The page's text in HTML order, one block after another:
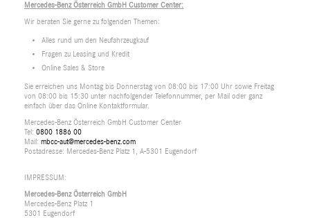
Mercedes-Benz Österreich GmbH Customer Center:
Wir beraten Sie gerne zu folgenden Themen:
Alles rund um den Neufahrzeugkauf
Fragen zu Leasing und Kredit
Online Sales & Store
Sie erreichen uns Montag bis Donnerstag von 08:00 bis 17:00 Uhr sowie Freitag
von 08:00 bis 15:30 unter nachfolgender Telefonnummer, per Mail oder ganz
einfach über das Online Kontaktformular.
Mercedes-Benz Österreich GmbH Customer Center
Tel: 0800 1886 00
Mail: mbcc-aut@mercedes-benz.com
Postadresse: Mercedes-Benz Platz 1, A-5301 Eugendorf
IMPRESSUM:
Mercedes-Benz Österreich GmbH
Mercedes-Benz Platz 1
5301 Eugendorf